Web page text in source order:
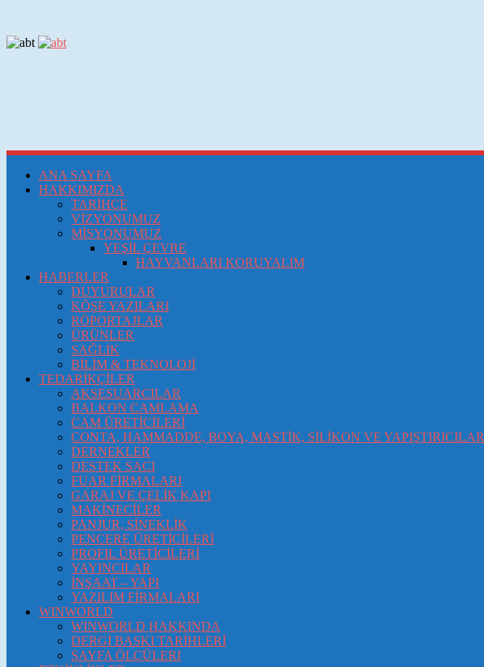
ANA SAYFA
HAKKIMIZDA
TARİHÇE
VİZYONUMUZ
MİSYONUMUZ
YEŞİL ÇEVRE
HAYVANLARI KORUYALIM
HABERLER
DUYURULAR
KÖŞE YAZILARI
RÖPORTAJLAR
ÜRÜNLER
SAĞLIK
BİLİM & TEKNOLOJİ
TEDARİKÇİLER
AKSESUARCILAR
BALKON CAMLAMA
CAM ÜRETİCİLERİ
CONTA, HAMMADDE, BOYA, MASTİK, SİLİKON VE YAPIŞTIRICILAR
DERNEKLER
DESTEK SACI
FUAR FİRMALARI
GARAJ VE ÇELİK KAPI
MAKİNECİLER
PANJUR, SİNEKLİK
PENCERE ÜRETİCİLERİ
PROFIL ÜRETİCİLERİ
YAYINCILAR
İNŞAAT – YAPI
YAZILIM FİRMALARI
WINWORLD
WINWORLD HAKKINDA
DERGİ BASKI TARİHLERİ
SAYFA ÖLÇÜLERI